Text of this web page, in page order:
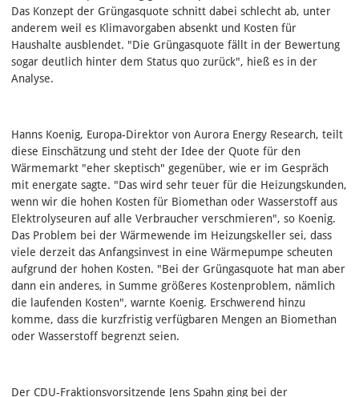
Das Konzept der Grüngasquote schnitt dabei schlecht ab, unter
anderem weil es Klimavorgaben absenkt und Kosten für
Haushalte ausblendet. "Die Grüngasquote fällt in der Bewertung
sogar deutlich hinter dem Status quo zurück", hieß es in der
Analyse.
Hanns Koenig, Europa-Direktor von Aurora Energy Research, teilt
diese Einschätzung und steht der Idee der Quote für den
Wärmemarkt "eher skeptisch" gegenüber, wie er im Gespräch
mit energate sagte. "Das wird sehr teuer für die Heizungskunden,
wenn wir die hohen Kosten für Biomethan oder Wasserstoff aus
Elektrolyseuren auf alle Verbraucher verschmieren", so Koenig.
Das Problem bei der Wärmewende im Heizungskeller sei, dass
viele derzeit das Anfangsinvest in eine Wärmepumpe scheuten
aufgrund der hohen Kosten. "Bei der Grüngasquote hat man aber
dann ein anderes, in Summe größeres Kostenproblem, nämlich
die laufenden Kosten", warnte Koenig. Erschwerend hinzu
komme, dass die kurzfristig verfügbaren Mengen an Biomethan
oder Wasserstoff begrenzt seien.
Der CDU-Fraktionsvorsitzende Jens Spahn ging bei der